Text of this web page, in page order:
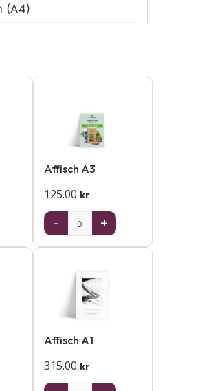
Affisch A3
125.00 kr
- +
Affisch A1
315.00 kr